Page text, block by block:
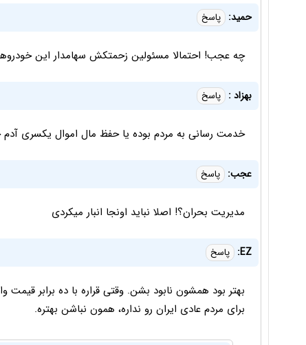
حمید: پاسخ
چه عجب! احتمالا مسئولین زحمتکش سهامدار این
بهزاد : پاسخ
خدمت رسانی به مردم بوده یا حفظ مال اموال یکسری
عجب: پاسخ
مدیریت بحران؟! اصلا نباید اونجا انبار میکردی
EZ: پاسخ
بهتر بود همشون نابود بشن. وقتی قراره با ده برابر
برای مردم عادی ایران رو نداره، همون نباشن بهتره.